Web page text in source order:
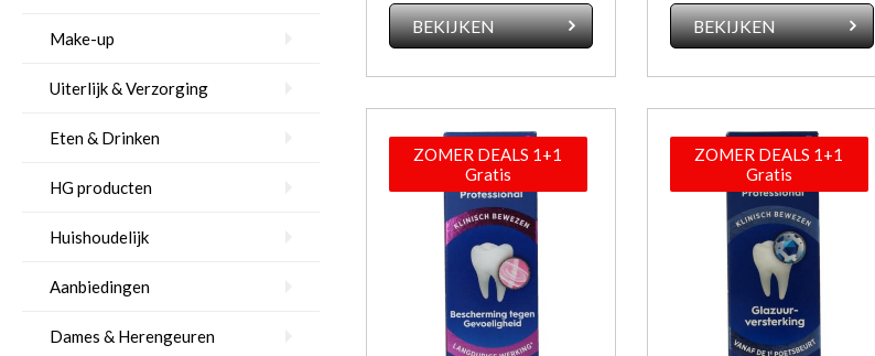
Make-up
Uiterlijk & Verzorging
Eten & Drinken
HG producten
Huishoudelijk
Aanbiedingen
Dames & Herengeuren
BEKIJKEN BEKIJKEN
ZOMER DEALS 1+1
Gratis
ZOMER DEALS 1+1
Gratis